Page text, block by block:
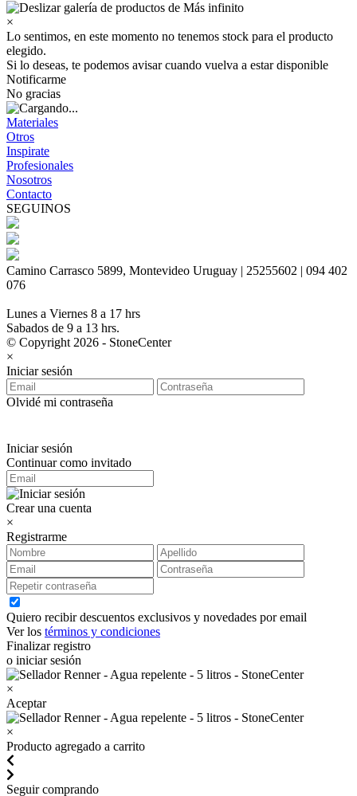
×
Lo sentimos, en este momento no tenemos stock para el producto
elegido.
Si lo deseas, te podemos avisar cuando vuelva a estar disponible
Notificarme
No gracias
Materiales
Otros
Inspirate
Profesionales
Nosotros
Contacto
SEGUINOS
Camino Carrasco 5899, Montevideo Uruguay | 25255602 | 094 402
076
Lunes a Viernes 8 a 17 hrs
Sabados de 9 a 13 hrs.
© Copyright 2026 - StoneCenter
×
Iniciar sesión
Olvidé mi contraseña
Iniciar sesión
Continuar como invitado
Crear una cuenta
×
Registrarme
Quiero recibir descuentos exclusivos y novedades por email
Ver los términos y condiciones
Finalizar registro
o iniciar sesión
×
Aceptar
×
Producto agregado a carrito
Seguir comprando